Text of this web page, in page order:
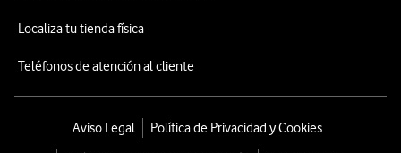
Localiza tu tienda física
Teléfonos de atención al cliente
Aviso Legal
Política de Privacidad y Cookies